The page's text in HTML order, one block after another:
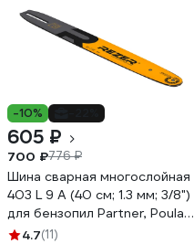
-10%
605 ₽
700 ₽776 ₽
Шина сварная многослойная
403 L 9 A (40 см; 1.3 мм; 3/8")
для бензопил Partner, Poulan,
Hus-236, 240, Homelite 331,
4.7(11)